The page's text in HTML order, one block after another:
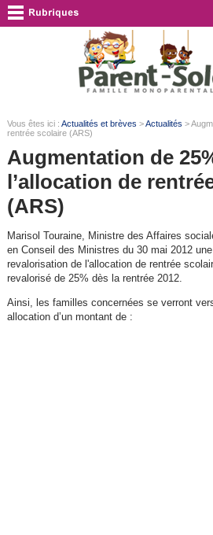
Vous êtes ici : Actualités et brèves >Actualités >
rentrée scolaire (ARS)
Augmentation de
l’allocation de
(ARS)
Marisol Touraine, Ministre des Affaires
en Conseil des Ministres du 30 mai 2012
revalorisation de l'allocation de rentrée
revalorisé de 25% dès la rentrée 2012.
Ainsi, les familles concernées se verront
allocation d’un montant de :